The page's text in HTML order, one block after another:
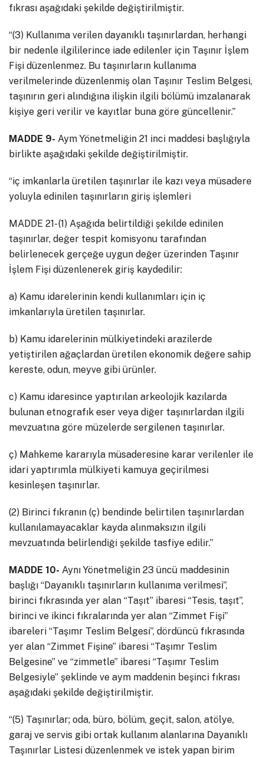
fıkrası aşağıdaki şekilde değiştirilmiştir.
“(3) Kullanıma verilen dayanıklı taşınırlardan, herhangi
bir nedenle ilgililerince iade edilenler için Taşınır İşlem
Fişi düzenlenmez. Bu taşınırların kullanıma
verilmelerinde düzenlenmiş olan Taşınır Teslim Belgesi,
taşınırın geri alındığına ilişkin ilgili bölümü imzalanarak
kişiye geri verilir ve kayıtlar buna göre güncellenir.”
MADDE 9- Aym Yönetmeliğin 21 inci maddesi başlığıyla
birlikte aşağıdaki şekilde değiştirilmiştir.
“iç imkanlarla üretilen taşınırlar ile kazı veya müsadere
yoluyla edinilen taşınırların giriş işlemleri
MADDE 21- (1) Aşağıda belirtildiği şekilde edinilen
taşınırlar, değer tespit komisyonu tarafından
belirlenecek gerçeğe uygun değer üzerinden Taşınır
İşlem Fişi düzenlenerek giriş kaydedilir:
a) Kamu idarelerinin kendi kullanımları için iç
imkanlarıyla üretilen taşınırlar.
b) Kamu idarelerinin mülkiyetindeki arazilerde
yetiştirilen ağaçlardan üretilen ekonomik değere sahip
kereste, odun, meyve gibi ürünler.
c) Kamu idaresince yaptırılan arkeolojik kazılarda
bulunan etnografık eser veya diğer taşınırlardan ilgili
mevzuatına göre müzelerde sergilenen taşınırlar.
ç) Mahkeme kararıyla müsaderesine karar verilenler ile
idari yaptırımla mülkiyeti kamuya geçirilmesi
kesinleşen taşınırlar.
(2) Birinci fıkranın (ç) bendinde belirtilen taşınırlardan
kullanılamayacaklar kayda alınmaksızın ilgili
mevzuatında belirlendiği şekilde tasfiye edilir.”
MADDE 10- Aynı Yönetmeliğin 23 üncü maddesinin
başlığı “Dayanıklı taşınırların kullanıma verilmesi”,
birinci fıkrasında yer alan “Taşıt” ibaresi “Tesis, taşıt”,
birinci ve ikinci fıkralarında yer alan “Zimmet Fişi”
ibareleri “Taşımr Teslim Belgesi”, dördüncü fıkrasında
yer alan “Zimmet Fişine” ibaresi “Taşımr Teslim
Belgesine” ve “zimmetle” ibaresi “Taşımr Teslim
Belgesiyle” şeklinde ve aym maddenin beşinci fıkrası
aşağıdaki şekilde değiştirilmiştir.
“(5) Taşınırlar; oda, büro, bölüm, geçit, salon, atölye,
garaj ve servis gibi ortak kullanım alanlarına Dayanıklı
Taşınırlar Listesi düzenlenmek ve istek yapan birim